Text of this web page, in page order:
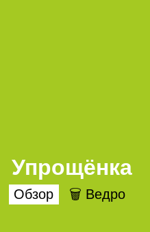
Упрощёнка
Обзор 🗑 Ведро